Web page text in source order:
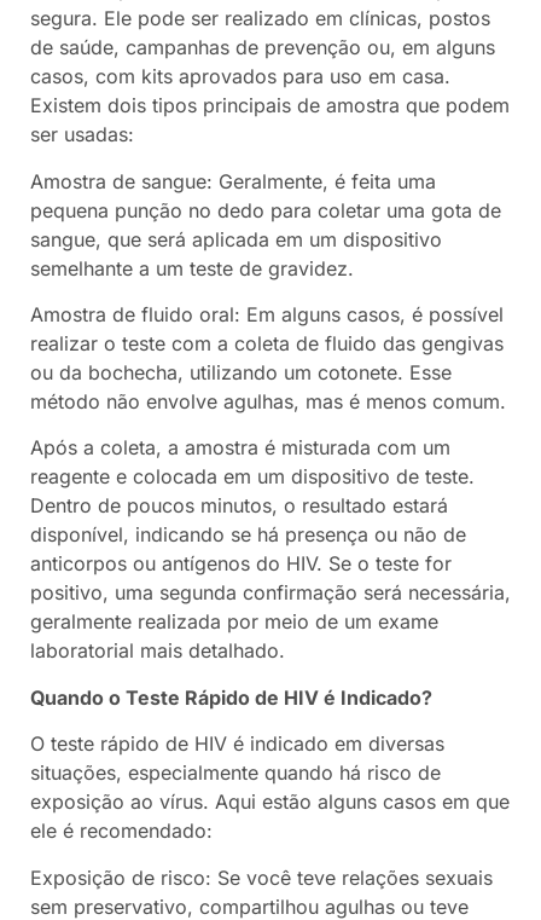
segura. Ele pode ser realizado em clínicas, postos
de saúde, campanhas de prevenção ou, em alguns
casos, com kits aprovados para uso em casa.
Existem dois tipos principais de amostra que podem
ser usadas:
Amostra de sangue: Geralmente, é feita uma
pequena punção no dedo para coletar uma gota de
sangue, que será aplicada em um dispositivo
semelhante a um teste de gravidez.
Amostra de fluido oral: Em alguns casos, é possível
realizar o teste com a coleta de fluido das gengivas
ou da bochecha, utilizando um cotonete. Esse
método não envolve agulhas, mas é menos comum.
Após a coleta, a amostra é misturada com um
reagente e colocada em um dispositivo de teste.
Dentro de poucos minutos, o resultado estará
disponível, indicando se há presença ou não de
anticorpos ou antígenos do HIV. Se o teste for
positivo, uma segunda confirmação será necessária,
geralmente realizada por meio de um exame
laboratorial mais detalhado.
Quando o Teste Rápido de HIV é Indicado?
O teste rápido de HIV é indicado em diversas
situações, especialmente quando há risco de
exposição ao vírus. Aqui estão alguns casos em que
ele é recomendado:
Exposição de risco: Se você teve relações sexuais
sem preservativo, compartilhou agulhas ou teve